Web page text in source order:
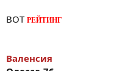
Piter Brok
Sergsv
Casper
ВОТ РЕЙТИНГ
Валенсия